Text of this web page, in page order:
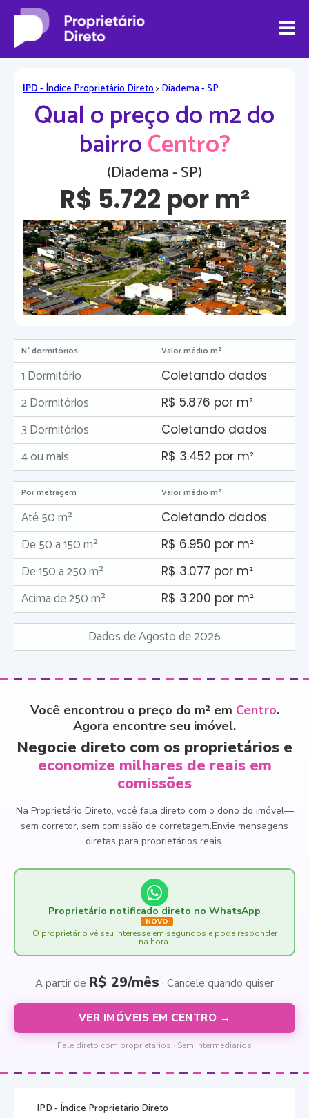
IPD- Índice Proprietário Direto> Diadema - SP
Qual o preço do m2 do
bairroCentro?
(Diadema - SP)
R$ 5.722 por m²
N° dormitórios Valor médio m²
1 Dormitório Coletando dados
2 Dormitórios R$ 5.876 por m²
3 Dormitórios Coletando dados
4 ou mais R$ 3.452 por m²
Por metragem Valor médio m²
Até 50 m² Coletando dados
De 50 a 150 m² R$ 6.950 por m²
De 150 a 250 m² R$ 3.077 por m²
Acima de 250 m² R$ 3.200 por m²
Dados de Agosto de 2026
Você encontrou o preço do m² em Centro.
Agora encontre seu imóvel.
Negocie direto com os proprietários e
economize milhares de reais em
comissões
Na Proprietário Direto, você fala direto com o dono do imóvel—
sem corretor, sem comissão de corretagem.Envie mensagens
diretas para proprietários reais.
Proprietário notificado direto no WhatsApp
NOVO
O proprietário vê seu interesse em segundos e pode responder
na hora.
A partir de R$ 29/mês · Cancele quando quiser
VER IMÓVEIS EM CENTRO →
Fale direto com proprietários · Sem intermediários
IPD- Índice Proprietário Direto